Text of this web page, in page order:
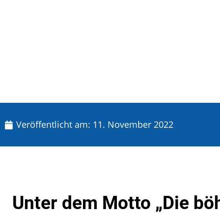
Veröffentlicht am: 11. November 2022
Unter dem Motto „Die